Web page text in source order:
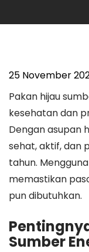
25 November
Pakan hijau
kesehatan dan
Dengan asupan
sehat, aktif, dan
tahun.
memastikan
pun dibutuhkan.
Sumber